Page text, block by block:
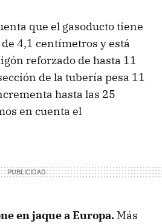
que el gasoducto tiene
4,1 centímetros y está
reforzado de hasta 11
de la tubería pesa 11
hasta las 25
en cuenta el
en jaque a Europa. Más